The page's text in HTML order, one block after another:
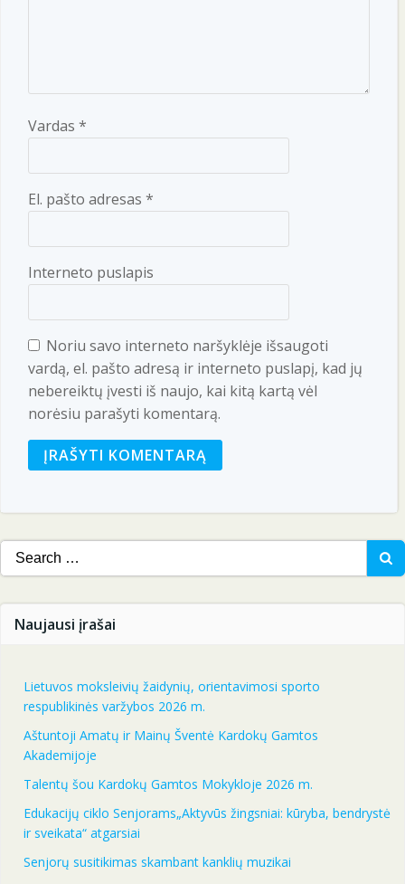
Vardas *
El. pašto adresas *
Interneto puslapis
Noriu savo interneto naršyklėje išsaugoti
vardą, el. pašto adresą ir interneto puslapį, kad jų
nebereiktų įvesti iš naujo, kai kitą kartą vėl
norėsiu parašyti komentarą.
Search
for:
Naujausi įrašai
Lietuvos moksleivių žaidynių, orientavimosi sporto
respublikinės varžybos 2026 m.
Aštuntoji Amatų ir Mainų Šventė Kardokų Gamtos
Akademijoje
Talentų šou Kardokų Gamtos Mokykloje 2026 m.
Edukacijų ciklo Senjorams„Aktyvūs žingsniai: kūryba, bendrystė
ir sveikata“ atgarsiai
Senjorų susitikimas skambant kanklių muzikai